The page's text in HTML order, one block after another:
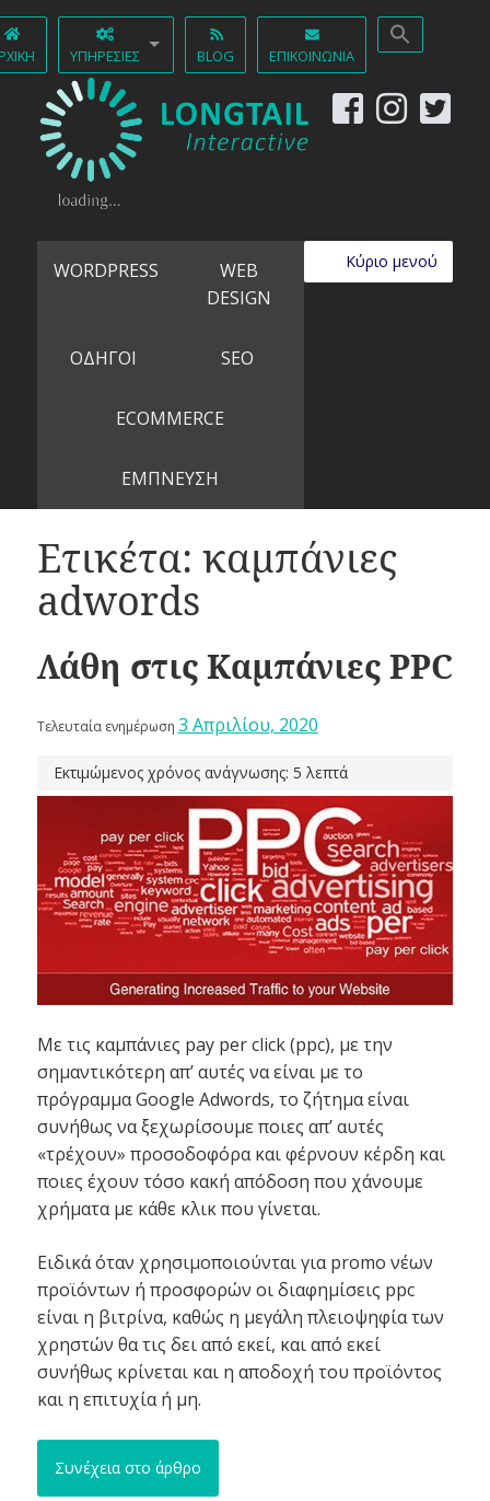
ΥΠΗΡΕΣΊΕΣ BLOG ΕΠΙΚΟΙΝΩΝΊΑ
Κύριο μενού
WORDPRESS
WEB
DESIGN
ΟΔΗΓΟΙ SEO
ECOMMERCE
ΕΜΠΝΕΥΣΗ
Ετικέτα: καμπάνιες
adwords
Λάθη στις Καμπάνιες PPC
Τελευταία ενημέρωση 3 Απριλίου, 2020
Εκτιμώμενος χρόνος ανάγνωσης: 5 λεπτά
Με τις καμπάνιες pay per click (ppc), με την
σημαντικότερη απ’ αυτές να είναι με το
πρόγραμμα Google Adwords, το ζήτημα είναι
συνήθως να ξεχωρίσουμε ποιες απ’ αυτές
«τρέχουν» προσοδοφόρα και φέρνουν κέρδη και
ποιες έχουν τόσο κακή απόδοση που χάνουμε
χρήματα με κάθε κλικ που γίνεται.
Ειδικά όταν χρησιμοποιούνται για promo νέων
προϊόντων ή προσφορών οι διαφημίσεις ppc
είναι η βιτρίνα, καθώς η μεγάλη πλειοψηφία των
χρηστών θα τις δει από εκεί, και από εκεί
συνήθως κρίνεται και η αποδοχή του προϊόντος
και η επιτυχία ή μη.
Συνέχεια στο άρθρο